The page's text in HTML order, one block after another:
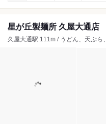
星が丘製麺所 久屋大通店
久屋大通駅 111m / うどん、天ぷら